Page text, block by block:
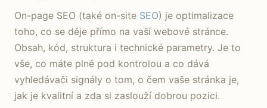
On-page SEO (také on-site SEO) je optimalizace
toho, co se děje přímo na vaší webové stránce.
Obsah, kód, struktura i technické parametry. Je to
vše, co máte plně pod kontrolou a co dává
vyhledávači signály o tom, o čem vaše stránka je,
jak je kvalitní a zda si zaslouží dobrou pozici.